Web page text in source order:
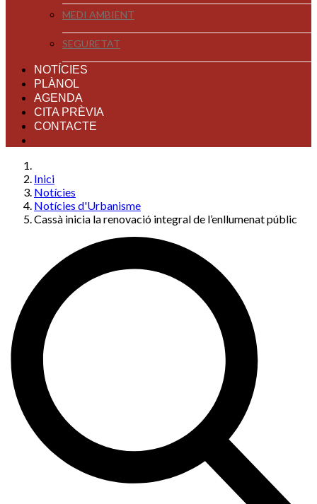
MEDI AMBIENT
SEGURETAT
NOTÍCIES
PLÀNOL
AGENDA
CITA PRÈVIA
CONTACTE
Inici
Notícies
Notícies d'Urbanisme
Cassà inicia la renovació integral de l’enllumenat públic